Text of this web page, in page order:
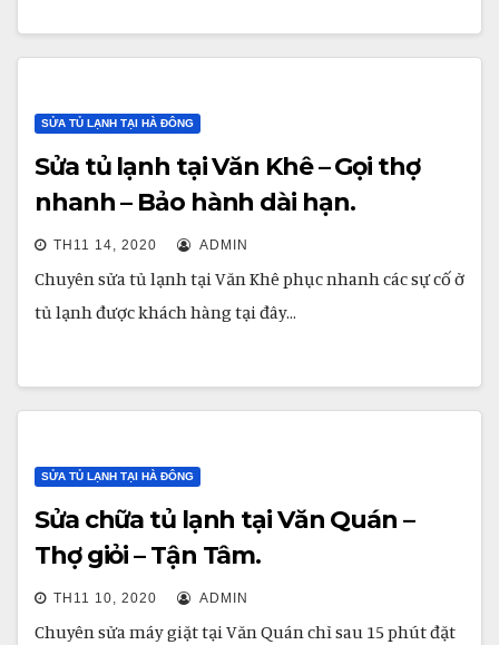
SỬA TỦ LẠNH TẠI HÀ ĐÔNG
Sửa tủ lạnh tại Văn Khê – Gọi thợ
nhanh – Bảo hành dài hạn.
TH11 14, 2020 ADMIN
Chuyên sửa tủ lạnh tại Văn Khê phục nhanh các sự cố ở
tủ lạnh được khách hàng tại đây…
SỬA TỦ LẠNH TẠI HÀ ĐÔNG
Sửa chữa tủ lạnh tại Văn Quán –
Thợ giỏi – Tận Tâm.
TH11 10, 2020 ADMIN
Chuyên sửa máy giặt tại Văn Quán chỉ sau 15 phút đặt